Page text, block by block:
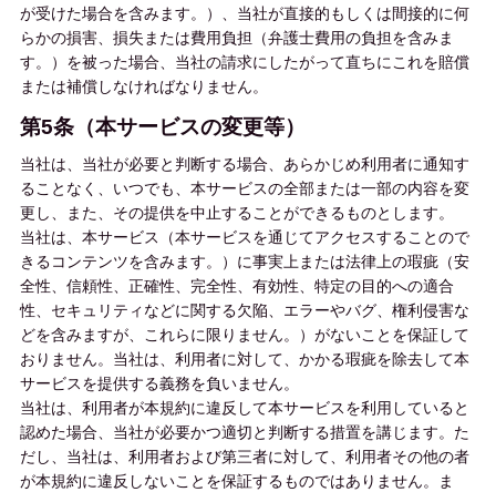
が受けた場合を含みます。）、当社が直接的もしくは間接的に何
らかの損害、損失または費用負担（弁護士費用の負担を含みま
す。）を被った場合、当社の請求にしたがって直ちにこれを賠償
または補償しなければなりません。
第5条（本サービスの変更等）
当社は、当社が必要と判断する場合、あらかじめ利用者に通知す
ることなく、いつでも、本サービスの全部または一部の内容を変
更し、また、その提供を中止することができるものとします。
当社は、本サービス（本サービスを通じてアクセスすることので
きるコンテンツを含みます。）に事実上または法律上の瑕疵（安
全性、信頼性、正確性、完全性、有効性、特定の目的への適合
性、セキュリティなどに関する欠陥、エラーやバグ、権利侵害な
どを含みますが、これらに限りません。）がないことを保証して
おりません。当社は、利用者に対して、かかる瑕疵を除去して本
サービスを提供する義務を負いません。
当社は、利用者が本規約に違反して本サービスを利用していると
認めた場合、当社が必要かつ適切と判断する措置を講じます。た
だし、当社は、利用者および第三者に対して、利用者その他の者
が本規約に違反しないことを保証するものではありません。ま